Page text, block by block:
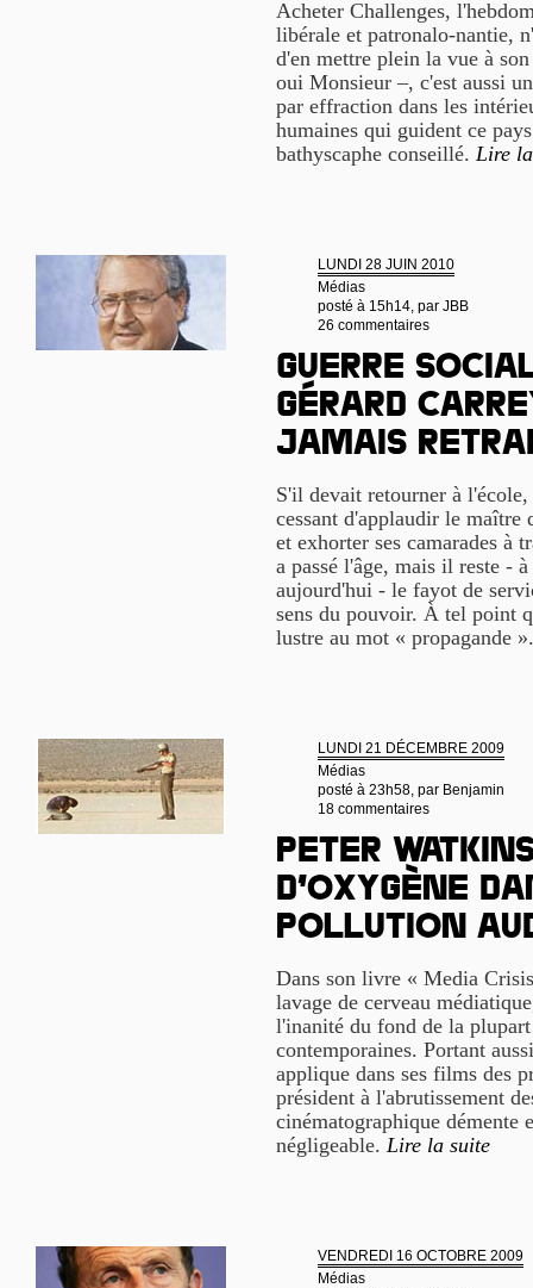
Acheter Challenges,
libérale et patronalo-nantie,
d'en mettre plein la vue à
oui Monsieur –, c'est aussi
par effraction dans les
humaines qui guident ce
bathyscaphe conseillé. Lire
LUNDI 28 JUIN 2010
Médias
posté à 15h14, par JBB
26 commentaires
Guerre
Gérard
jamais
S'il devait retourner à
cessant d'applaudir le
et exhorter ses camarades à
a passé l'âge, mais il reste -
aujourd'hui - le fayot de
sens du pouvoir. À tel point
lustre au mot « propagande
LUNDI 21 DÉCEMBRE 2009
Médias
posté à 23h58, par Benjamin
18 commentaires
Peter
d’oxygène
pollution
Dans son livre « Media
lavage de cerveau
l'inanité du fond de la
contemporaines. Portant
applique dans ses films des
président à l'abrutissement
cinématographique
négligeable. Lire la suite
VENDREDI 16 OCTOBRE 2009
Médias